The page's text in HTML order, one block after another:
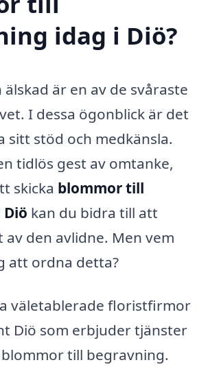
idag i Diö?
är en av de svåraste
I dessa ögonblick är det
sitt stöd och medkänsla.
tidlös gest av omtanke,
skicka blommor till
kan du bidra till att
den avlidne. Men vem
att ordna detta?
väletablerade floristfirmor
Diö som erbjuder tjänster
till begravning.